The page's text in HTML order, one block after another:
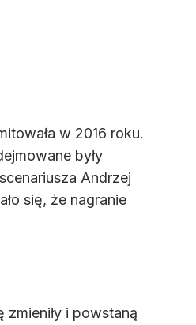
w 2016 roku.
były
Andrzej
się, że nagranie
i powstaną